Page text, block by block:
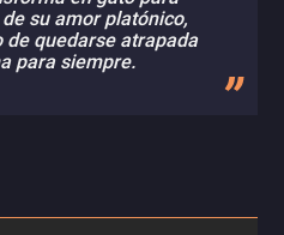
su amor platónico,
quedarse atrapada
para siempre.